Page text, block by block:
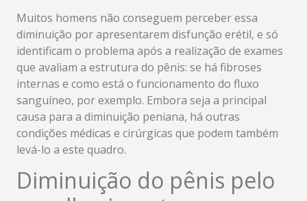
Muitos homens não conseguem perceber essa
diminuição por apresentarem disfunção erétil, e só
identificam o problema após a realização de exames
que avaliam a estrutura do pênis: se há fibroses
internas e como está o funcionamento do fluxo
sanguíneo, por exemplo. Embora seja a principal
causa para a diminuição peniana, há outras
condições médicas e cirúrgicas que podem também
levá-lo a este quadro.
Diminuição do pênis pelo